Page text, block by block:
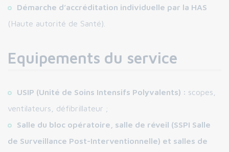
Démarche d’accréditation individuelle par la HAS
(Haute autorité de Santé).
Equipements du service
USIP (Unité de Soins Intensifs Polyvalents) : scopes,
ventilateurs, défibrillateur ;
Salle du bloc opératoire, salle de réveil (SSPI Salle
de Surveillance Post-Interventionnelle) et salles de